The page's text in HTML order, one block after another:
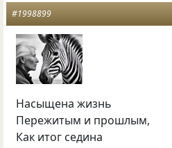
#1998899
Насыщена жизнь
Пережитым и прошлым,
Как итог седина